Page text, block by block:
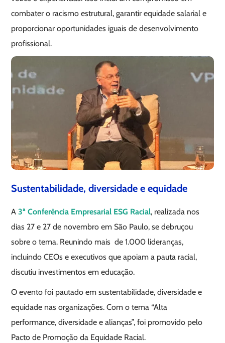
combater o racismo estrutural, garantir equidade salarial e
proporcionar oportunidades iguais de desenvolvimento
profissional.
Sustentabilidade, diversidade e equidade
A3ª Conferência Empresarial ESG Racial, realizada nos
dias 27 e 27 de novembro em São Paulo, se debruçou
sobre o tema. Reunindo mais de 1.000 lideranças,
incluindo CEOs e executivos que apoiam a pauta racial,
discutiu investimentos em educação.
O evento foi pautado em sustentabilidade, diversidade e
equidade nas organizações. Com o tema “Alta
performance, diversidade e alianças”, foi promovido pelo
Pacto de Promoção da Equidade Racial.